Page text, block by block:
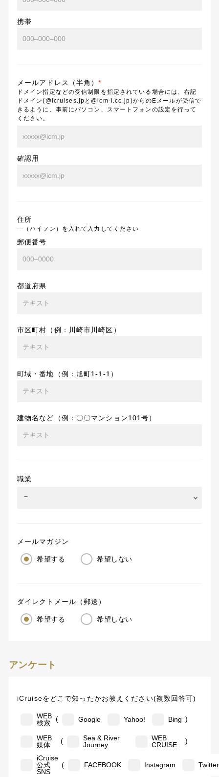
携帯
メールアドレス（半角）*
ドメイン指定などの受信制限を指定されている場合には、右記
ドメイン(@icruises.jpと@icm-i.co.jp)からのEメールが受信で
きるように、事前にパソコン、スマートフォンの設定を行って
ください。
確認用
住所
―（ハイフン）を入れて入力してください
郵便番号
都道府県
市区町村（例：川崎市川崎区）
町域・番地（例：旭町1-1-1）
建物名など（例：〇〇マンション101号）
職業
メールマガジン
希望する 希望しない
ダイレクトメール（郵送）
希望する 希望しない
アンケート
iCruiseをどこで知ったかお教えください(複数回答可)
WEB
検索
( Google Yahoo! Bing )
WEB
媒体
(
Sea & River
Journey
WEB
CRUISE
)
iCruise
公式
SNS
( FACEBOOK Instagram Twitter